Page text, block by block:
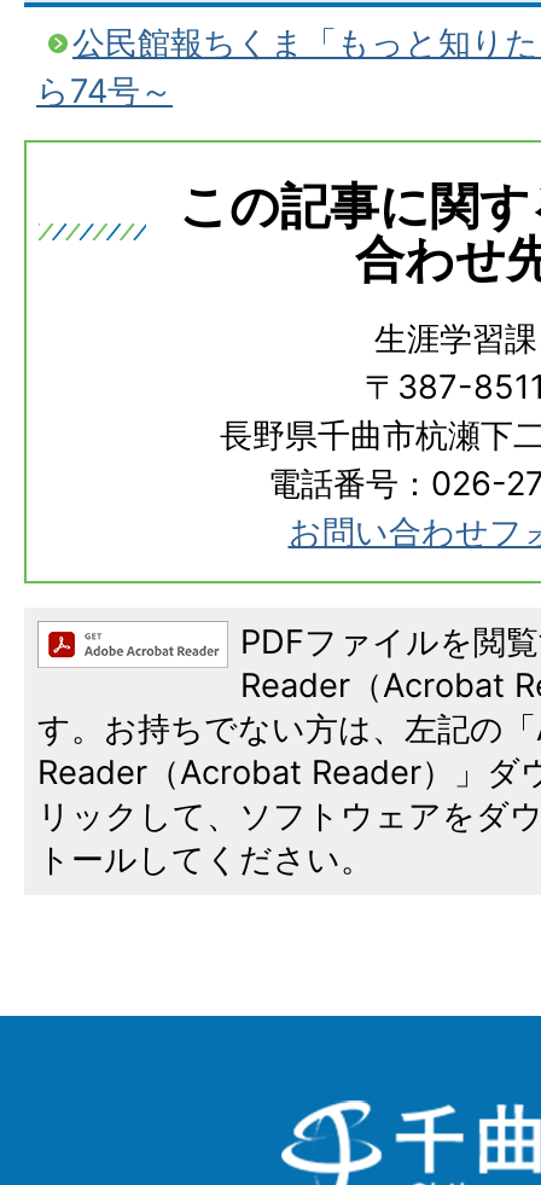
公民館報ちくま「もっと知り
ら74号～
この記事に関
合わせ
生涯学習課
〒387-
長野県千曲市杭瀬下
電話番号：026-
お問い合わせフ
PDFファイルを閲
Reader（Acrobat
す。お持ちでない方は、左記の
Reader（Acrobat Reader）」ダ
リックして、ソフトウェアをダ
トールしてください。
千
曲